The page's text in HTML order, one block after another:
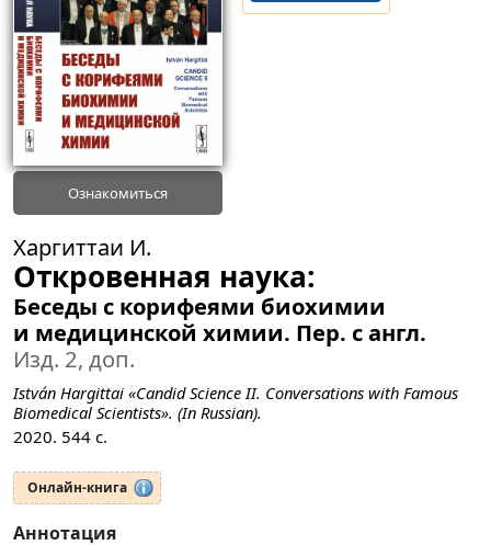
Ознакомиться
Харгиттаи И.
Откровенная наука:
Беседы с корифеями биохимии
и медицинской химии. Пер. с англ.
Изд. 2, доп.
István Hargittai «Candid Science II. Conversations with Famous
Biomedical Scientists». (In Russian).
2020. 544 с.
Онлайн-книга
Аннотация